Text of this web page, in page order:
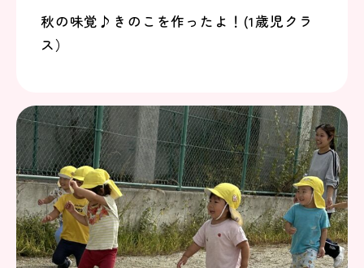
秋の味覚♪きのこを作ったよ！(1歳児クラ
ス）